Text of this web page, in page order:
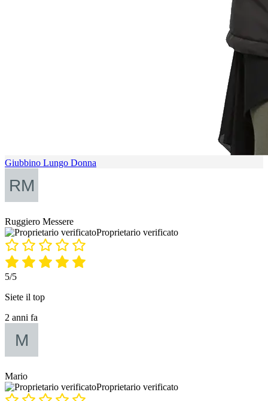
Giubbino Lungo Donna
Ruggiero Messere
Proprietario verificato
5/5
Siete il top
2 anni fa
Mario
Proprietario verificato